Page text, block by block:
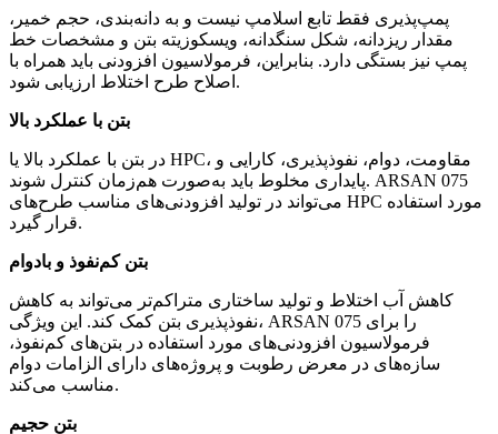
پمپ‌پذیری فقط تابع اسلامپ نیست و به دانه‌بندی، حجم خمیر،
مقدار ریزدانه، شکل سنگدانه، ویسکوزیته بتن و مشخصات خط
پمپ نیز بستگی دارد. بنابراین، فرمولاسیون افزودنی باید همراه با
اصلاح طرح اختلاط ارزیابی شود.
بتن با عملکرد بالا
در بتن با عملکرد بالا یا HPC، مقاومت، دوام، نفوذپذیری، کارایی و
پایداری مخلوط باید به‌صورت هم‌زمان کنترل شوند. ARSAN 075
می‌تواند در تولید افزودنی‌های مناسب طرح‌های HPC مورد استفاده
قرار گیرد.
بتن کم‌نفوذ و بادوام
کاهش آب اختلاط و تولید ساختاری متراکم‌تر می‌تواند به کاهش
نفوذپذیری بتن کمک کند. این ویژگی، ARSAN 075 را برای
فرمولاسیون افزودنی‌های مورد استفاده در بتن‌های کم‌نفوذ،
سازه‌های در معرض رطوبت و پروژه‌های دارای الزامات دوام
مناسب می‌کند.
بتن حجیم